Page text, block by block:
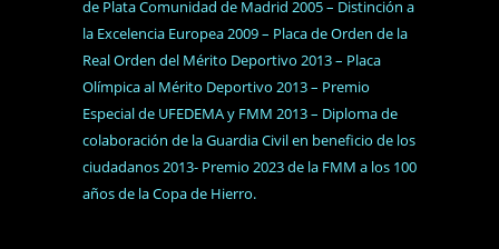
de Plata Comunidad de Madrid 2005 – Distinción a
la Excelencia Europea 2009 – Placa de Orden de la
Real Orden del Mérito Deportivo 2013 – Placa
Olímpica al Mérito Deportivo 2013 – Premio
Especial de UFEDEMA y FMM 2013 – Diploma de
colaboración de la Guardia Civil en beneficio de los
ciudadanos 2013- Premio 2023 de la FMM a los 100
años de la Copa de Hierro.